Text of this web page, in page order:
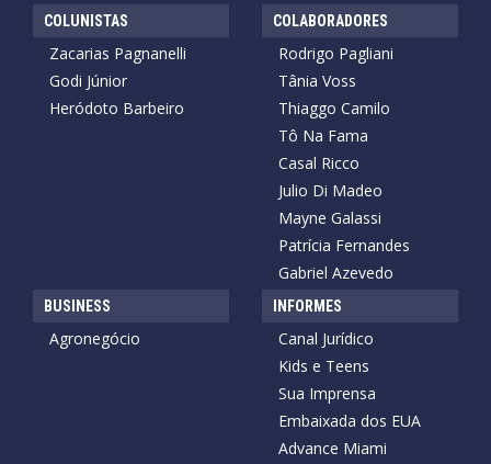
COLUNISTAS
Zacarias Pagnanelli
Godi Júnior
Heródoto Barbeiro
COLABORADORES
Rodrigo Pagliani
Tânia Voss
Thiaggo Camilo
Tô Na Fama
Casal Ricco
Julio Di Madeo
Mayne Galassi
Patrícia Fernandes
Gabriel Azevedo
BUSINESS
Agronegócio
INFORMES
Canal Jurídico
Kids e Teens
Sua Imprensa
Embaixada dos EUA
Advance Miami